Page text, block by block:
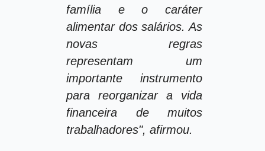
família e o caráter
alimentar dos salários. As
novas regras
representam um
importante instrumento
para reorganizar a vida
financeira de muitos
trabalhadores", afirmou.